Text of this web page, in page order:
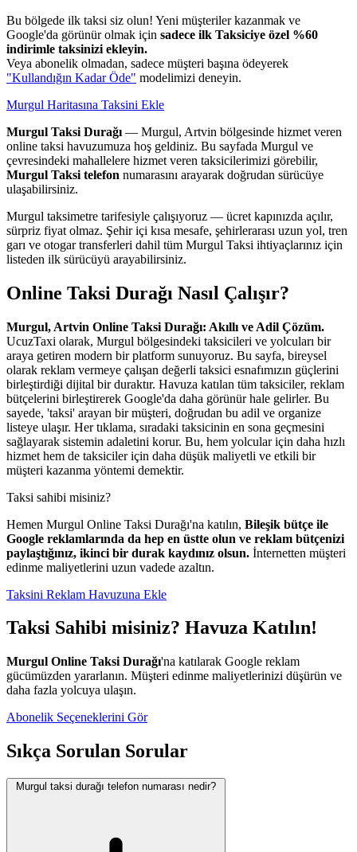
Bu bölgede ilk taksi siz olun! Yeni müşteriler kazanmak ve
Google'da görünür olmak için sadece ilk Taksiciye özel %60
indirimle taksinizi ekleyin.
Veya abonelik olmadan, sadece müşteri başına ödeyerek
"Kullandığın Kadar Öde" modelimizi deneyin.
Murgul Haritasına Taksini Ekle
Murgul Taksi Durağı — Murgul, Artvin bölgesinde hizmet veren
online taksi havuzumuza hoş geldiniz. Bu sayfada Murgul ve
çevresindeki mahallelere hizmet veren taksicilerimizi görebilir,
Murgul Taksi telefon numarasını arayarak doğrudan sürücüye
ulaşabilirsiniz.
Murgul taksimetre tarifesiyle çalışıyoruz — ücret kapınızda açılır,
sürpriz fiyat olmaz. Şehir içi kısa mesafe, şehirlerarası uzun yol, tren
garı ve otogar transferleri dahil tüm Murgul Taksi ihtiyaçlarınız için
listeden ilk sürücüyü arayabilirsiniz.
Online Taksi Durağı Nasıl Çalışır?
Murgul, Artvin Online Taksi Durağı: Akıllı ve Adil Çözüm.
UcuzTaxi olarak, Murgul bölgesindeki taksicileri ve yolcuları bir
araya getiren modern bir platform sunuyoruz. Bu sayfa, bireysel
olarak reklam vermeye çalışan değerli taksici esnafımızın güçlerini
birleştirdiği dijital bir duraktır. Havuza katılan tüm taksiciler, reklam
bütçelerini birleştirerek Google'da daha görünür hale gelirler. Bu
sayede, 'taksi' arayan bir müşteri, doğrudan bu adil ve organize
listeye ulaşır. Her tıklama, sıradaki taksicinin en sona geçmesini
sağlayarak sistemin adaletini korur. Bu, hem yolcular için daha hızlı
hizmet hem de taksiciler için daha düşük maliyetli ve etkili bir
müşteri kazanma yöntemi demektir.
Taksi sahibi misiniz?
Hemen Murgul Online Taksi Durağı'na katılın, Bileşik bütçe ile
Google reklamlarında da hep en üstte olun ve reklam bütçenizi
paylaştığınız, ikinci bir durak kaydınız olsun. İnternetten müşteri
edinme maliyetlerini uzun vadede azaltın.
Taksini Reklam Havuzuna Ekle
Taksi Sahibi misiniz? Havuza Katılın!
Murgul Online Taksi Durağı'na katılarak Google reklam
gücümüzden yararlanın. Müşteri edinme maliyetlerinizi düşürün ve
daha fazla yolcuya ulaşın.
Abonelik Seçeneklerini Gör
Sıkça Sorulan Sorular
Murgul taksi durağı telefon numarası nedir?